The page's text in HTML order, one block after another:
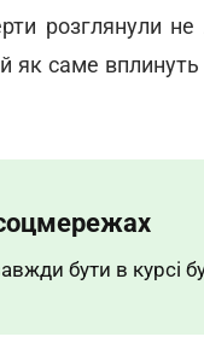
розглянули
й як саме
бути в курсі